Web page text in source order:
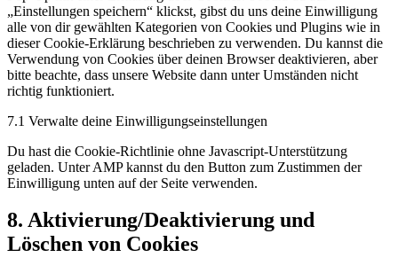
„Einstellungen speichern“ klickst, gibst du uns deine Einwilligung
alle von dir gewählten Kategorien von Cookies und Plugins wie in
dieser Cookie-Erklärung beschrieben zu verwenden. Du kannst die
Verwendung von Cookies über deinen Browser deaktivieren, aber
bitte beachte, dass unsere Website dann unter Umständen nicht
richtig funktioniert.
7.1 Verwalte deine Einwilligungseinstellungen
Du hast die Cookie-Richtlinie ohne Javascript-Unterstützung
geladen. Unter AMP kannst du den Button zum Zustimmen der
Einwilligung unten auf der Seite verwenden.
8. Aktivierung/Deaktivierung und
Löschen von Cookies